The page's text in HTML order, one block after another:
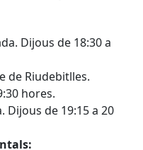
Dijous de 18:30 a
de Riudebitlles.
hores.
Dijous de 19:15 a 20